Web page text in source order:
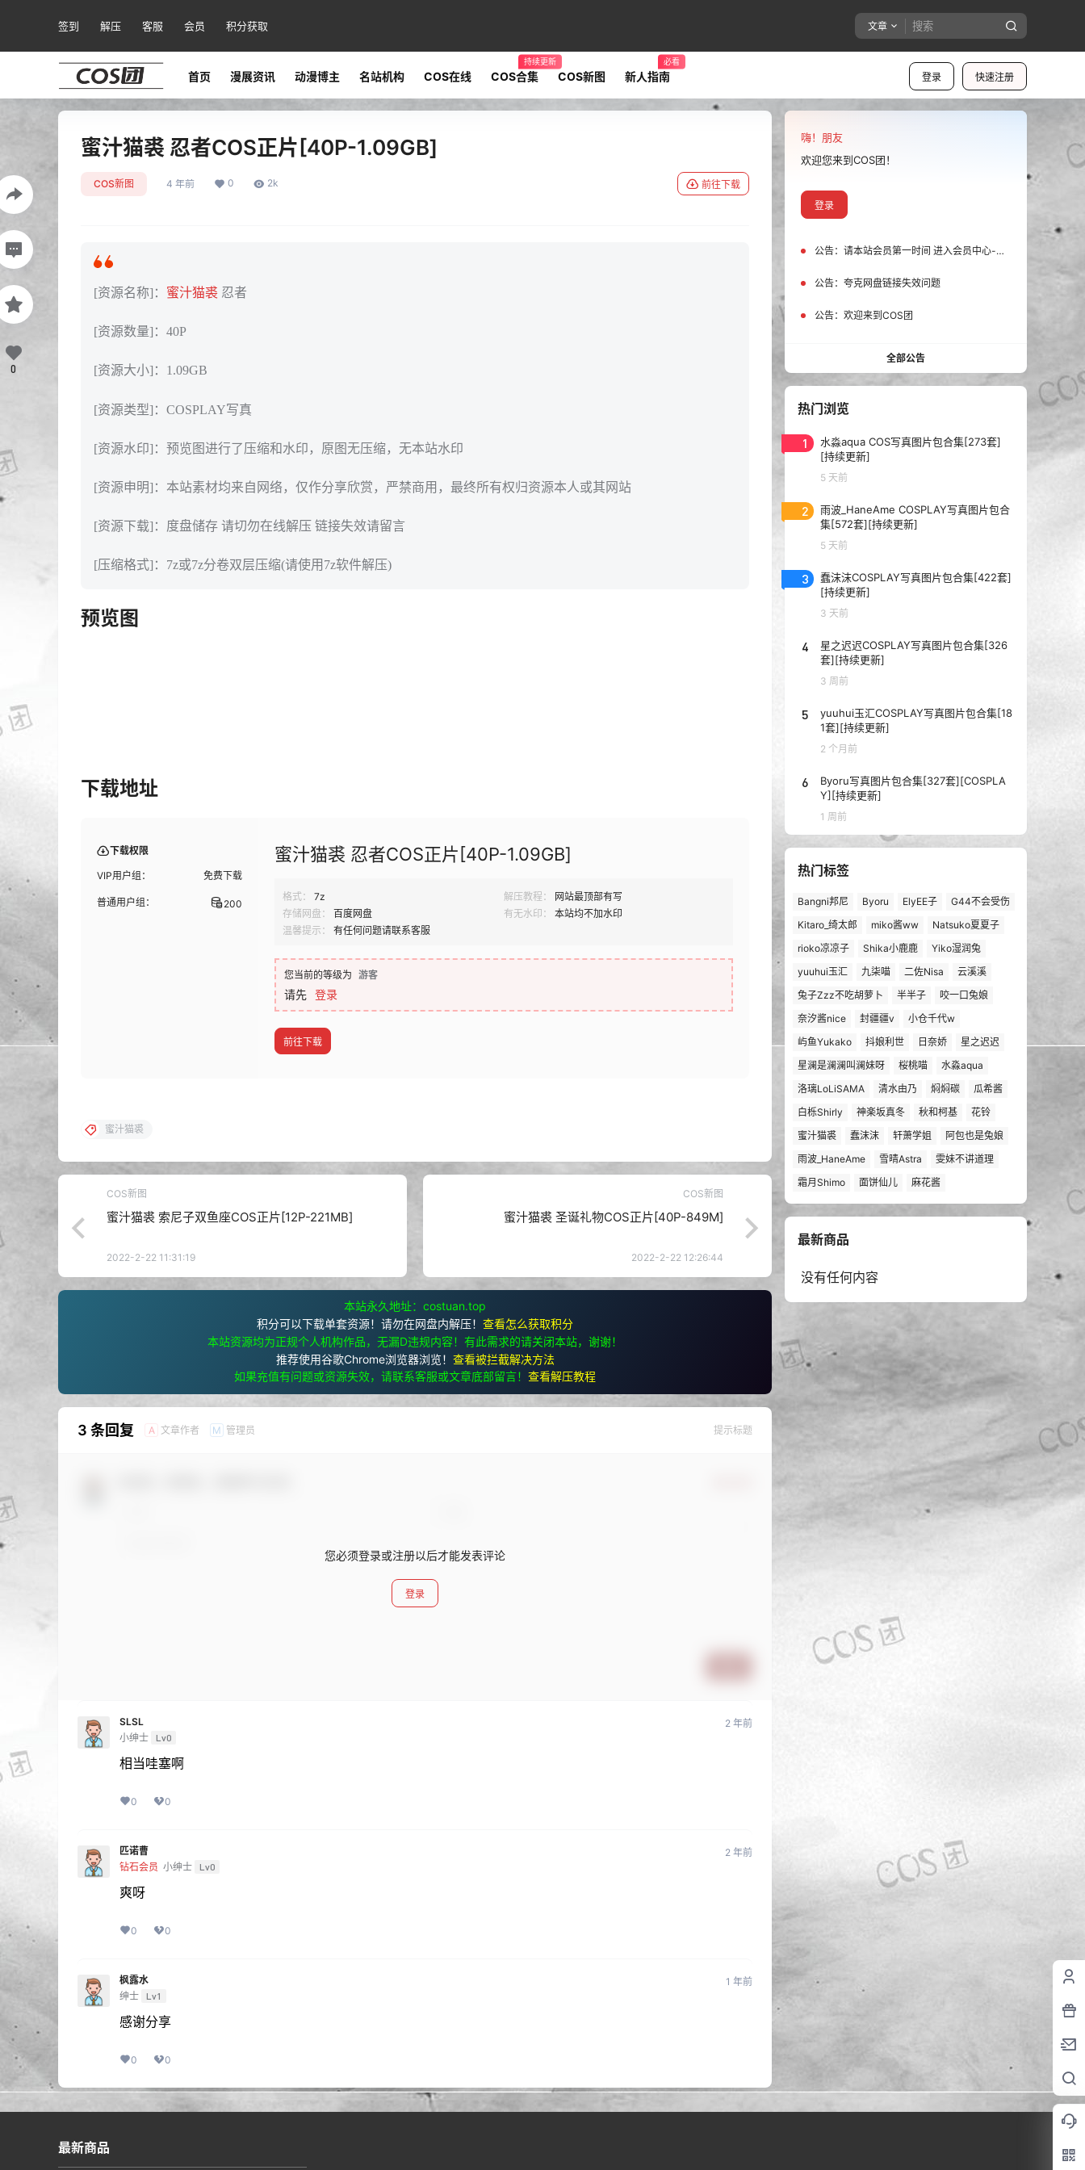
签到 解压 客服 会员 积分获取 文章
登录 快速注册
首页 漫展资讯 动漫博主 名站机构 COS在线 COS合集
持续更新
COS新图 新人指南
必看
蜜汁猫裘 忍者COS正片[40P-1.09GB]
COS新图 4 年前 0 2k 前往下载
[资源名称]： 蜜汁猫裘 忍者
[资源数量]：40P
[资源大小]：1.09GB
[资源类型]：COSPLAY写真
[资源水印]：预览图进行了压缩和水印，原图无压缩，无本站水印
[资源申明]：本站素材均来自网络，仅作分享欣赏，严禁商用，最终所有权归资源本人或其网站
[资源下载]：度盘储存 请切勿在线解压 链接失效请留言
[压缩格式]：7z或7z分卷双层压缩(请使用7z软件解压)
预览图
下载地址
下载权限
VIP用户组： 免费下载
普通用户组： 200
蜜汁猫裘 忍者COS正片[40P-1.09GB]
格式： 7z 解压教程：
网站最顶部有写
存储网盘：
百度网盘 有无水印：
本站均不加水印
温馨提示：
有任何问题请联系客服
您当前的等级为 游客
请先 登录
前往下载
0
蜜汁猫裘
COS新图
蜜汁猫裘 索尼子双鱼座COS正片[12P-221MB]
2022-2-22 11:31:19
COS新图
蜜汁猫裘 圣诞礼物COS正片[40P-849M]
2022-2-22 12:26:44
本站永久地址：costuan.top
积分可以下载单套资源！请勿在网盘内解压！ 查看怎么获取积分
本站资源均为正规个人机构作品，无漏D违规内容！有此需求的请关闭本站，谢谢！
推荐使用谷歌Chrome浏览器浏览！ 查看被拦截解决方法
如果充值有问题或资源失效，请联系客服或文章底部留言！ 查看解压教程
3 条回复 A 文章作者 M 管理员 提示标题
您必须登录或注册以后才能发表评论
登录
SLSL
小绅士 Lv0
2 年前
相当哇塞啊
0 0
匹诺曹
钻石会员 小绅士 Lv0
2 年前
爽呀
0 0
枫露水
绅士 Lv1
1 年前
感谢分享
0 0
嗨！朋友
欢迎您来到COS团！
登录
公告： 请本站会员第一时间 进入会员中心-我的设置中为您的账号绑定邮箱!
公告： 夸克网盘链接失效问题
公告： 欢迎来到COS团
全部公告
热门浏览
1
水淼aqua COS写真图片包合集[273套]
[持续更新]
5 天前
2
雨波_HaneAme COSPLAY写真图片包合
集[572套][持续更新]
5 天前
3
蠢沫沫COSPLAY写真图片包合集[422套]
[持续更新]
3 天前
4
星之迟迟COSPLAY写真图片包合集[326
套][持续更新]
3 周前
5
yuuhui玉汇COSPLAY写真图片包合集[18
1套][持续更新]
2 个月前
6
Byoru写真图片包合集[327套][COSPLA
Y][持续更新]
1 周前
热门标签
Bangni邦尼 Byoru ElyEE子
G44不会受伤
Kitaro_绮太郎
miko酱ww
Natsuko夏夏子
rioko凉凉子
Shika小鹿鹿
Yiko湿润兔
yuuhui玉汇
九柒喵 二佐Nisa
云溪溪
兔子Zzz不吃胡萝卜
半半子
咬一口兔娘
奈汐酱nice
封疆疆v
小仓千代w
屿鱼Yukako
抖娘利世 日奈娇
星之迟迟
星澜是澜澜叫澜妹呀
桜桃喵
水淼aqua
洛璃LoLiSAMA
清水由乃 焖焖碳
瓜希酱
白栎Shirly
神楽坂真冬 秋和柯基
花铃
蜜汁猫裘
蠢沫沫 轩萧学姐
阿包也是兔娘
雨波_HaneAme
雪晴Astra
雯妹不讲道理
霜月Shimo
面饼仙儿 麻花酱
最新商品
没有任何内容
最新商品